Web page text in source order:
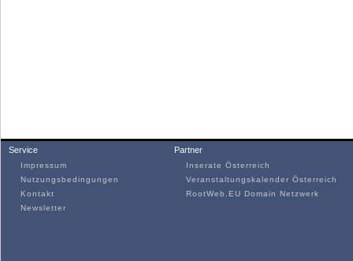
Service
Impressum
Nutzungsbedingungen
Kontakt
Newsletter
Partner
Inserate Österreich
Veranstaltungskalender Österreich
RootWeb.EU Domain Netzwerk